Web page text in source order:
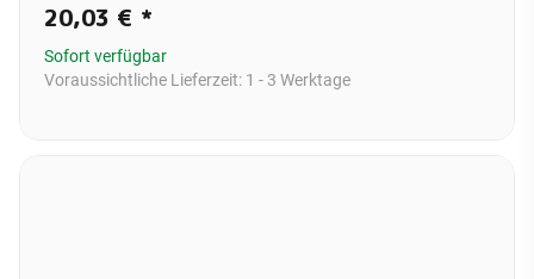
20,03 € *
Sofort verfügbar
Voraussichtliche Lieferzeit: 1 - 3 Werktage